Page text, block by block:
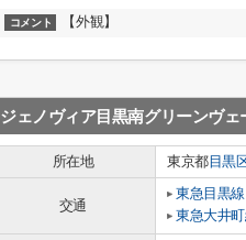
コメント 【外観】
ジェノヴィア目黒南グリーンヴェ
所在地 東京都目黒
交通
東急目黒線
東急大井